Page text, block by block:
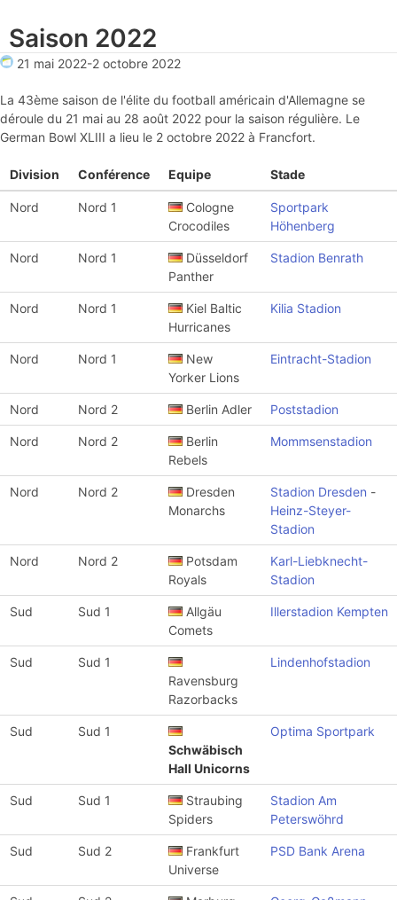
Saison 2022
21 mai 2022-2 octobre 2022
La 43ème saison de l'élite du football américain d'Allemagne se
déroule du 21 mai au 28 août 2022 pour la saison régulière. Le
German Bowl XLIII a lieu le 2 octobre 2022 à Francfort.
Division Conférence Equipe Stade
Nord Nord 1
Cologne
Crocodiles
Sportpark
Höhenberg
Nord Nord 1
Düsseldorf
Panther
Stadion Benrath
Nord Nord 1
Kiel Baltic
Hurricanes
Kilia Stadion
Nord Nord 1
New
Yorker Lions
Eintracht-Stadion
Nord Nord 2 Berlin Adler Poststadion
Nord Nord 2
Berlin
Rebels
Mommsenstadion
Nord Nord 2
Dresden
Monarchs
Stadion Dresden -
Heinz-Steyer-
Stadion
Nord Nord 2
Potsdam
Royals
Karl-Liebknecht-
Stadion
Sud Sud 1
Allgäu
Comets
Illerstadion Kempten
Sud
Sud 1
Ravensburg
Razorbacks
Lindenhofstadion
Sud
Sud 1
Schwäbisch
Hall Unicorns
Optima Sportpark
Sud Sud 1
Straubing
Spiders
Stadion Am
Peterswöhrd
Sud Sud 2
Frankfurt
Universe
PSD Bank Arena